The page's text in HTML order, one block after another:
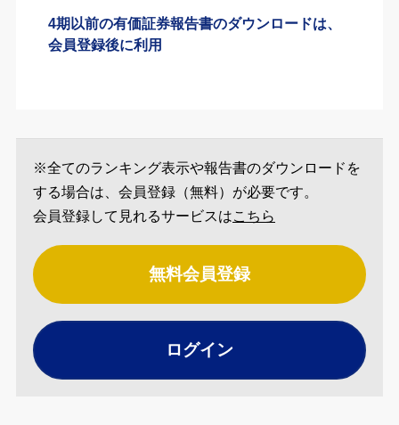
4期以前の有価証券報告書のダウンロードは、
会員登録後に利用
※全てのランキング表示や報告書のダウンロードを
する場合は、会員登録（無料）が必要です。
会員登録して見れるサービスはこちら
無料会員登録
ログイン